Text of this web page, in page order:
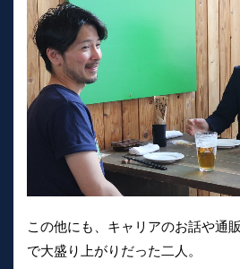
この他にも、キャリアのお話や通
で大盛り上がりだった二人。